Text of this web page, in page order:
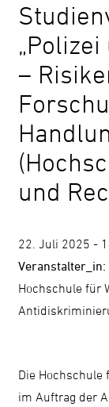
–
und
22. Juli 2025 -
Veranstalter_in:
Hochschule für
Die Hochschule
im Auftrag der